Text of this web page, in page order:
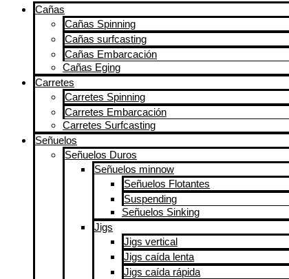
Cañas
Cañas Spinning
Cañas surfcasting
Cañas Embarcación
Cañas Eging
Carretes
Carretes Spinning
Carretes Embarcación
Carretes Surfcasting
Señuelos
Señuelos Duros
Señuelos minnow
Señuelos Flotantes
Suspending
Señuelos Sinking
Jigs
Jigs vertical
Jigs caída lenta
Jigs caída rápida